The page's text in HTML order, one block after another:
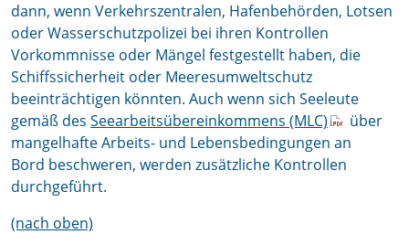
dann, wenn Verkehrszentralen, Hafenbehörden, Lotsen
oder Wasserschutzpolizei bei ihren Kontrollen
Vorkommnisse oder Mängel festgestellt haben, die
Schiffssicherheit oder Meeresumweltschutz
beeinträchtigen könnten. Auch wenn sich Seeleute
gemäß des Seearbeitsübereinkommens (MLC)
über
mangelhafte Arbeits- und Lebensbedingungen an
Bord beschweren, werden zusätzliche Kontrollen
durchgeführt.
(nach oben)